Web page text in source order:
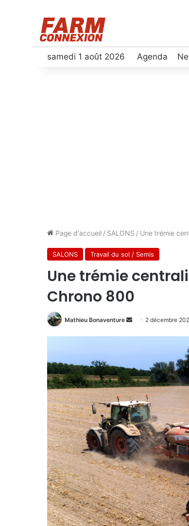
samedi 1 août 2026 Agenda
Page d'accueil / SALONS / Une trémie
SALONS Travail du sol / Semis
Une trémie
Chrono 800
Mathieu Bonaventure
Envoyer2 décembre